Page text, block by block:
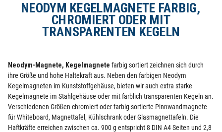
NEODYM KEGELMAGNETE FARBIG,
CHROMIERT ODER MIT
TRANSPARENTEN KEGELN
Neodym-Magnete, Kegelmagnete farbig sortiert zeichnen sich durch
ihre Größe und hohe Haltekraft aus. Neben den farbigen Neodym
Kegelmagneten im Kunststoffgehäuse, bieten wir auch extra starke
Kegelmagnete im Stahlgehäuse oder mit farblich transparenten Kegeln an.
Verschiedenen Größen chromiert oder farbig sortierte Pinnwandmagnete
für Whiteboard, Magnettafel, Kühlschrank oder Glasmagnettafeln. Die
Haftkräfte erreichen zwischen ca. 900 g entspricht 8 DIN A4 Seiten und 2,8